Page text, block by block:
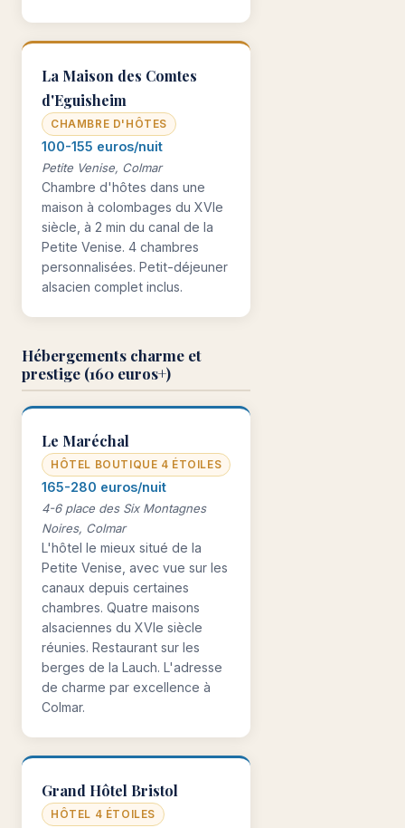
La Maison des Comtes
d'Eguisheim
CHAMBRE D'HÔTES
100-155 euros/nuit
Petite Venise, Colmar
Chambre d'hôtes dans une
maison à colombages du XVIe
siècle, à 2 min du canal de la
Petite Venise. 4 chambres
personnalisées. Petit-déjeuner
alsacien complet inclus.
Hébergements charme et
prestige (160 euros+)
Le Maréchal
HÔTEL BOUTIQUE 4 ÉTOILES
165-280 euros/nuit
4-6 place des Six Montagnes
Noires, Colmar
L'hôtel le mieux situé de la
Petite Venise, avec vue sur les
canaux depuis certaines
chambres. Quatre maisons
alsaciennes du XVIe siècle
réunies. Restaurant sur les
berges de la Lauch. L'adresse
de charme par excellence à
Colmar.
Grand Hôtel Bristol
HÔTEL 4 ÉTOILES